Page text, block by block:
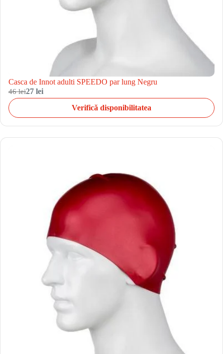
Casca de Innot adulti SPEEDO par lung Negru
46 lei27 lei
Verifică disponibilitatea